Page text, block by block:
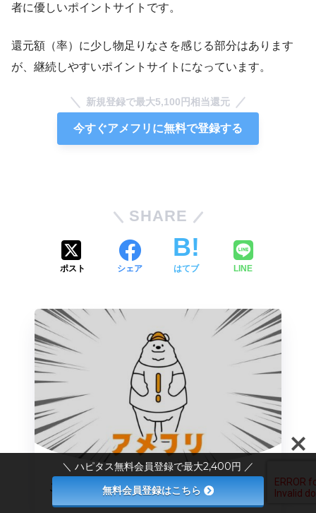
者に優しいポイントサイトです。
還元額（率）に少し物足りなさを感じる部分はあります
が、継続しやすいポイントサイトになっています。
新規登録で最大5,100円相当還元
今すぐアメフリに無料で登録する
SHARE
ポスト シェア はてブ LINE
この記事が気に入ったらフォローしよう
＼ ハピタス無料会員登録で最大2,400円 ／
無料会員登録はこちら